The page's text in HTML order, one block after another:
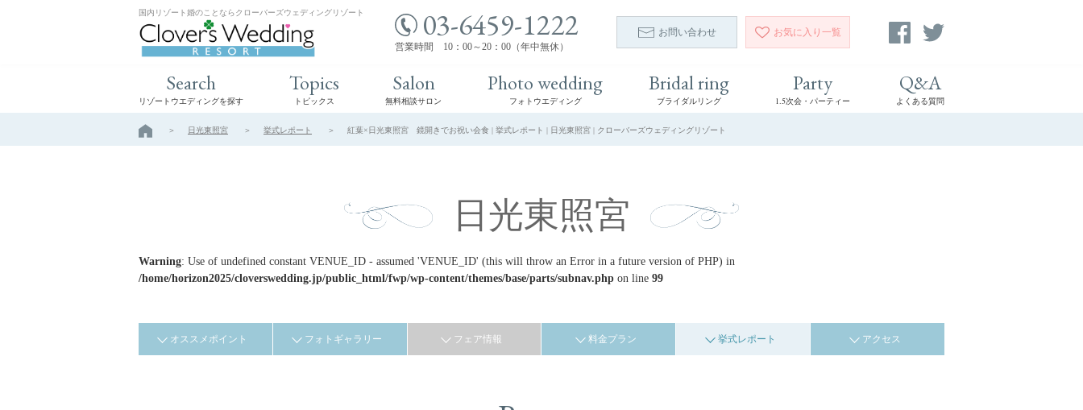
国内リゾート婚のことならクローバーズウェディングリゾート 03-6459-1222
営業時間 10：00～20：00（年中無休）
お問い合わせ お気に入り 一覧
Search
リゾートウエディングを探す
Topics
トピックス
Salon
無料相談サロン
Photo wedding
フォトウエディング
Bridal ring
ブライダルリング
Party
1.5次会・パーティー
Q&A
よくある質問
日光東照宮 挙式レポート 紅葉×日光東照宮 鏡開きでお祝い会食 | 挙式レポート | 日光東照宮 | クローバーズウェディングリゾート
日光東照宮
Warning: Use of undefined constant VENUE_ID - assumed 'VENUE_ID' (this will throw an Error in a future version of PHP) in
/home/horizon2025/cloverswedding.jp/public_html/fwp/wp-content/themes/base/parts/subnav.php on line 99
オススメポイント フォトギャラリー フェア情報 料金プラン 挙式レポート アクセス